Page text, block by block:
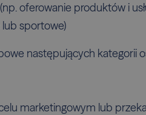
oferowanie produktów i
sportowe)
następujących kategorii
marketingowym lub